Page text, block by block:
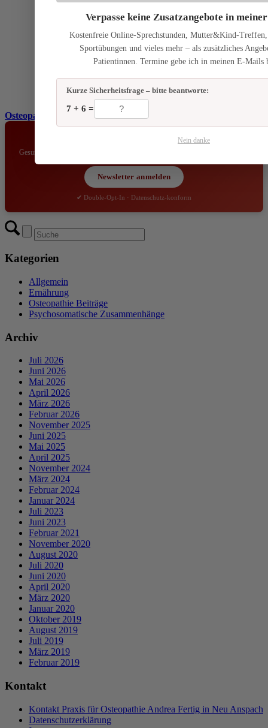
Osteopathie und Vitalstoffe schaffen Linderung
📬 Bleib auf dem Laufenden!
Gesundheitstipps & Neuigkeiten aus der Praxis – kein Spam, jederzeit abmeldbar.
Newsletter anmelden
✔ Double-Opt-In · Datenschutz-konform
Kategorien
Allgemein
Ernährung
Osteopathie Beiträge
Psychosomatische Zusammenhänge
Archiv
Juli 2026
Juni 2026
Mai 2026
April 2026
März 2026
Februar 2026
November 2025
Juni 2025
Mai 2025
April 2025
November 2024
März 2024
Februar 2024
Januar 2024
Juli 2023
Juni 2023
Februar 2021
November 2020
August 2020
Juli 2020
Juni 2020
April 2020
März 2020
Januar 2020
Oktober 2019
August 2019
Juli 2019
März 2019
Februar 2019
Kontakt
Kontakt Praxis für Osteopathie Andrea Fertig in Neu Anspach
Datenschutzerklärung
Verpasse keine Zusatzangebote in
Kostenfreie Online-Sprechstunden, Mutter&Kind-
Sportübungen und vieles mehr – als zusätzliches
Patientinnen. Termine gebe ich in meinen E-Mails
Kurze Sicherheitsfrage – bitte beantworte:
7 + 6 =
Nein danke